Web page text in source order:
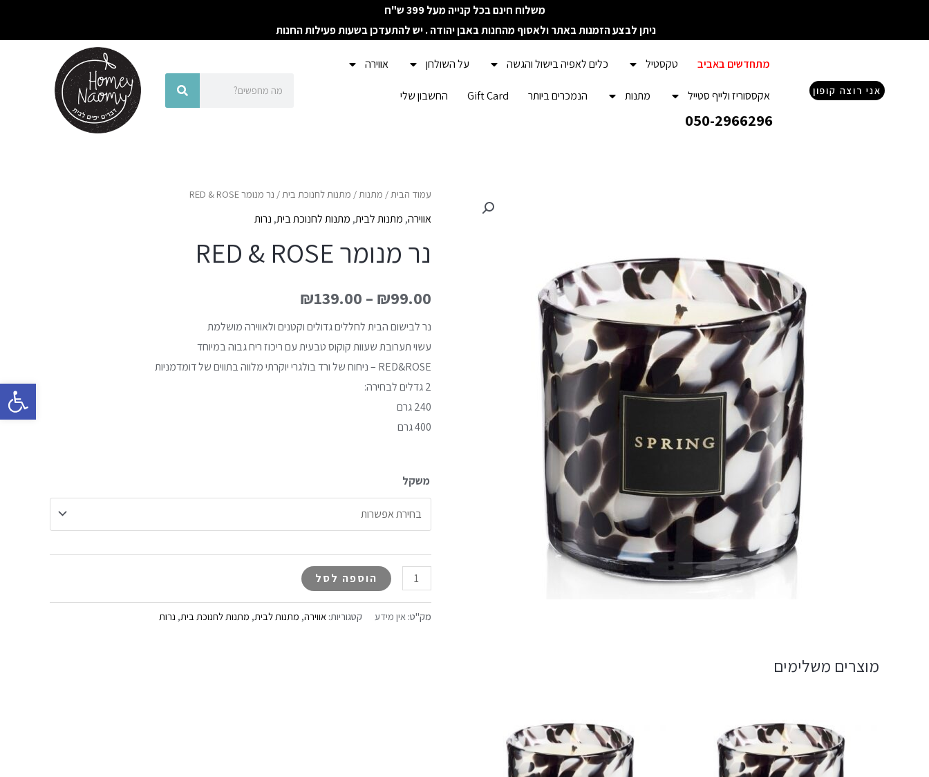
פתח
משלוח חינם בכל קנייה מעל 399 ש"ח
ניתן לבצע הזמנות באתר ולאסוף מהחנות באבן יהודה . יש להתעדכן בשעות פעילות החנות
אני רוצה קופון
מתחדשים באביב טקסטיל כלים לאפיה בישול והגשה על השולחן אווירה
אקססוריז ולייף סטייל מתנות הנמכרים ביותר Gift Card החשבון שלי
050-2966296
חיפוש
עמוד הבית/ מתנות/ מתנות לחנוכת בית/ נר מנומר RED & ROSE
אווירה, מתנות לבית, מתנות לחנוכת בית, נרות
נר מנומר RED & ROSE
₪99.00
–
₪139.00
נר לבישום הבית לחללים גדולים וקטנים ולאווירה מושלמת
עשוי תערובת שעוות קוקוס טבעית עם ריכוז ריח גבוה במיוחד
RED&ROSE – ניחוח של ורד בולגרי יוקרתי מלווה בתווים של דומדמניות
2 גדלים לבחירה:
240 גרם
400 גרם
משקל
כמות
של
מנומר
&
הוספה לסל
מק"ט: אין מידע קטגוריות: אווירה, מתנות לבית, מתנות לחנוכת בית, נרות
מוצרים משלימים